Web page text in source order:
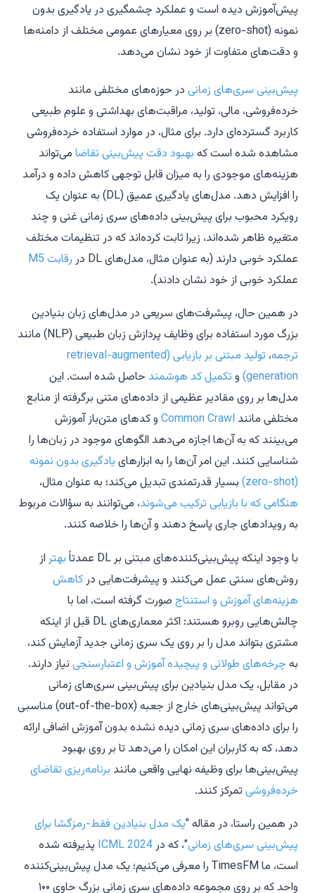
پیش‌آموزش دیده است و عملکرد چشمگیری در یادگیری بدون
نمونه (zero-shot) بر روی معیارهای عمومی مختلف از دامنه‌ها
و دقت‌های متفاوت از خود نشان می‌دهد.
پیش‌بینی سری‌های زمانی در حوزه‌های مختلفی مانند
خرده‌فروشی، مالی، تولید، مراقبت‌های بهداشتی و علوم طبیعی
کاربرد گسترده‌ای دارد. برای مثال، در موارد استفاده خرده‌فروشی
مشاهده شده است که بهبود دقت پیش‌بینی تقاضا می‌تواند
هزینه‌های موجودی را به میزان قابل توجهی کاهش داده و درآمد
را افزایش دهد. مدل‌های یادگیری عمیق (DL) به عنوان یک
رویکرد محبوب برای پیش‌بینی داده‌های سری زمانی غنی و چند
متغیره ظاهر شده‌اند، زیرا ثابت کرده‌اند که در تنظیمات مختلف
عملکرد خوبی دارند (به عنوان مثال، مدل‌های DL در
رقابت M5
عملکرد خوبی از خود نشان دادند).
در همین حال، پیشرفت‌های سریعی در مدل‌های زبان بنیادین
بزرگ مورد استفاده برای وظایف پردازش زبان طبیعی (NLP) مانند
ترجمه،
تولید مبتنی بر بازیابی (retrieval-augmented
generation) و تکمیل کد هوشمند حاصل شده است. این
مدل‌ها بر روی مقادیر عظیمی از داده‌های متنی برگرفته از منابع
مختلفی مانند Common Crawl و کدهای متن‌باز آموزش
می‌بینند که به آن‌ها اجازه می‌دهد الگوهای موجود در زبان‌ها را
شناسایی کنند. این امر آن‌ها را به ابزارهای یادگیری بدون نمونه
(zero-shot)
بسیار قدرتمندی تبدیل می‌کند؛ به عنوان مثال،
هنگامی که با بازیابی ترکیب می‌شوند، می‌توانند به سؤالات مربوط
به رویدادهای جاری پاسخ دهند و آن‌ها را خلاصه کنند.
با وجود اینکه پیش‌بینی‌کننده‌های مبتنی بر DL عمدتاً
بهتر از
روش‌های سنتی عمل می‌کنند و پیشرفت‌هایی در کاهش
هزینه‌های آموزش و استنتاج صورت گرفته است، اما با
چالش‌هایی روبرو هستند: اکثر معماری‌های DL قبل از اینکه
مشتری بتواند مدل را بر روی یک سری زمانی جدید آزمایش کند،
به چرخه‌های طولانی و پیچیده آموزش و اعتبارسنجی نیاز دارند.
در مقابل، یک مدل بنیادین برای پیش‌بینی سری‌های زمانی
می‌تواند پیش‌بینی‌های خارج از جعبه (out-of-the-box) مناسبی
را برای داده‌های سری زمانی دیده نشده بدون آموزش اضافی ارائه
دهد، که به کاربران این امکان را می‌دهد تا بر روی بهبود
پیش‌بینی‌ها برای وظیفه نهایی واقعی مانند برنامه‌ریزی تقاضای
خرده‌فروشی تمرکز کنند.
در همین راستا، در مقاله "یک مدل بنیادین فقط-رمزگشا برای
پیش‌بینی سری‌های زمانی"، که درICML 2024 پذیرفته شده
است، ما TimesFM را معرفی می‌کنیم؛ یک مدل پیش‌بینی‌کننده
واحد که بر روی مجموعه داده‌های سری زمانی بزرگ حاوی ۱۰۰